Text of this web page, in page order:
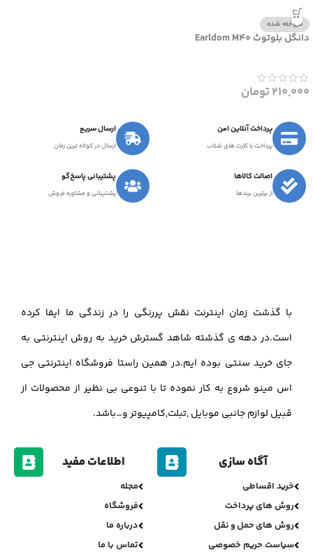
فروخته شده
دانگل بلوتوث Earldom M40
210,000تومان
پرداخت آنلاین امن
پرداخت با کارت های شتاب
ارسال سریع
ارسال در کوتاه ترین زمان
اصالت کالاها
از برترین برندها
پشتیبانی پاسخ‌گو
پشتیبانی و مشاوره فروش
با گذشت زمان اینترنت نقش پررنگی را در زندگی ما ایفا کرده
است.در دهه ی گذشته شاهد گسترش خرید به روش اینترنتی به
جای خرید سنتی بوده ایم.در همین راستا فروشگاه اینترنتی جی
اس مینو شروع به کار نموده تا با تنوعی بی نظیر از محصولات از
قبیل لوازم جانبی موبایل ,تبلت,کامپیوتر و…باشد.
آگاه سازی
خرید اقساطی
روش های پرداخت
روش های حمل و نقل
سیاست حریم خصوصی
اطلاعات مفید
مجله
فروشگاه
درباره ما
تماس با ما